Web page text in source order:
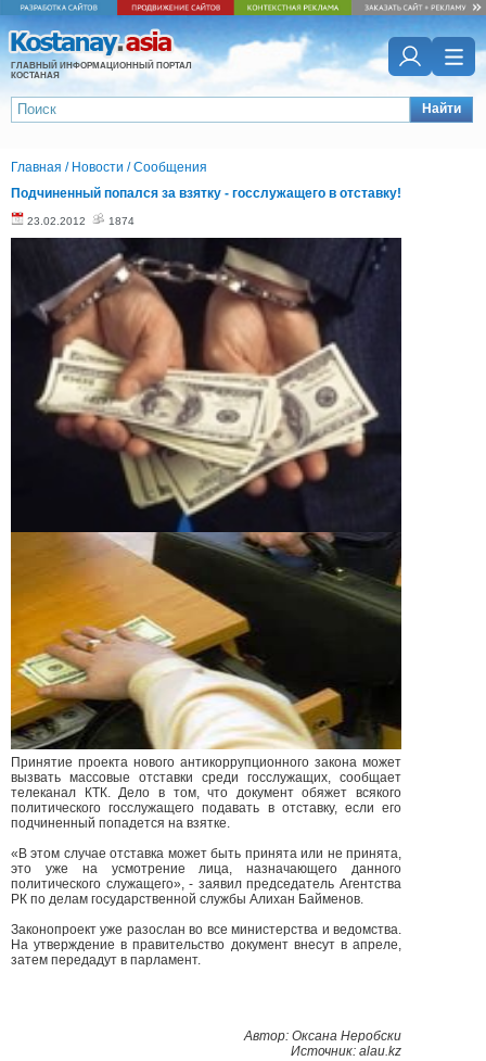
ГЛАВНЫЙ ИНФОРМАЦИОННЫЙ ПОРТАЛ
КОСТАНАЯ
Найти
Главная / Новости /Сообщения
Подчиненный попался за взятку - госслужащего в отставку!
23.02.2012 1874
Принятие проекта нового антикоррупционного закона может
вызвать массовые отставки среди госслужащих, сообщает
телеканал КТК. Дело в том, что документ обяжет всякого
политического госслужащего подавать в отставку, если его
подчиненный попадется на взятке.
«В этом случае отставка может быть принята или не принята,
это уже на усмотрение лица, назначающего данного
политического служащего», - заявил председатель Агентства
РК по делам государственной службы Алихан Байменов.
Законопроект уже разослан во все министерства и ведомства.
На утверждение в правительство документ внесут в апреле,
затем передадут в парламент.
Автор: Оксана Неробски
Источник: alau.kz